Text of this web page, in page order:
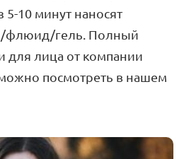
5-10 минут наносят
флюид/гель. Полный
для лица от компании
посмотреть в нашем